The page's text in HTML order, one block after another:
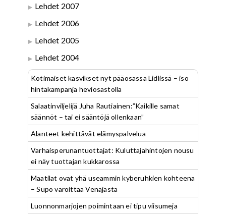
Lehdet 2007
Lehdet 2006
Lehdet 2005
Lehdet 2004
Kotimaiset kasvikset nyt pääosassa Lidlissä – iso
hintakampanja heviosastolla
Salaatinviljelijä Juha Rautiainen:”Kaikille samat
säännöt – tai ei sääntöjä ollenkaan”
Alanteet kehittävät elämyspalvelua
Varhaisperunantuottajat: Kuluttajahintojen nousu
ei näy tuottajan kukkarossa
Maatilat ovat yhä useammin kyberuhkien kohteena
– Supo varoittaa Venäjästä
Luonnonmarjojen poimintaan ei tipu viisumeja